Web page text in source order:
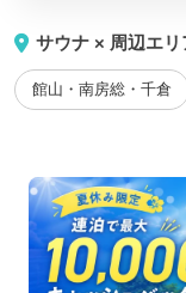
サウナ × 周辺エ
館山・南房総・千倉